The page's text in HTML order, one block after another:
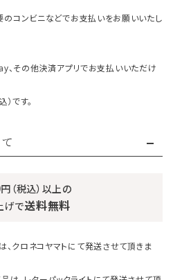
のコンビニなどでお支払いをお願いいたし
、その他決済アプリでお支払いいただけ
です。
円（税込）以上の
げで送料無料
クロネコヤマトにて発送させて頂きま